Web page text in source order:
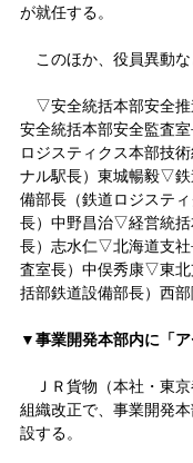
が就任する。
このほか、役員異動な
▽安全統括本部安全推
安全統括本部安全監査
ロジスティクス本部技
ナル駅長）東城暢毅▽鉄
備部長（鉄道ロジステ
長）中野昌治▽経営統括
長）志水仁▽北海道支社
査室長）中俣秀康▽東北
括部鉄道設備部長）西
▼事業開発本部内に「ア
ＪＲ貨物（本社・東京
組織改正で、事業開発
設する。